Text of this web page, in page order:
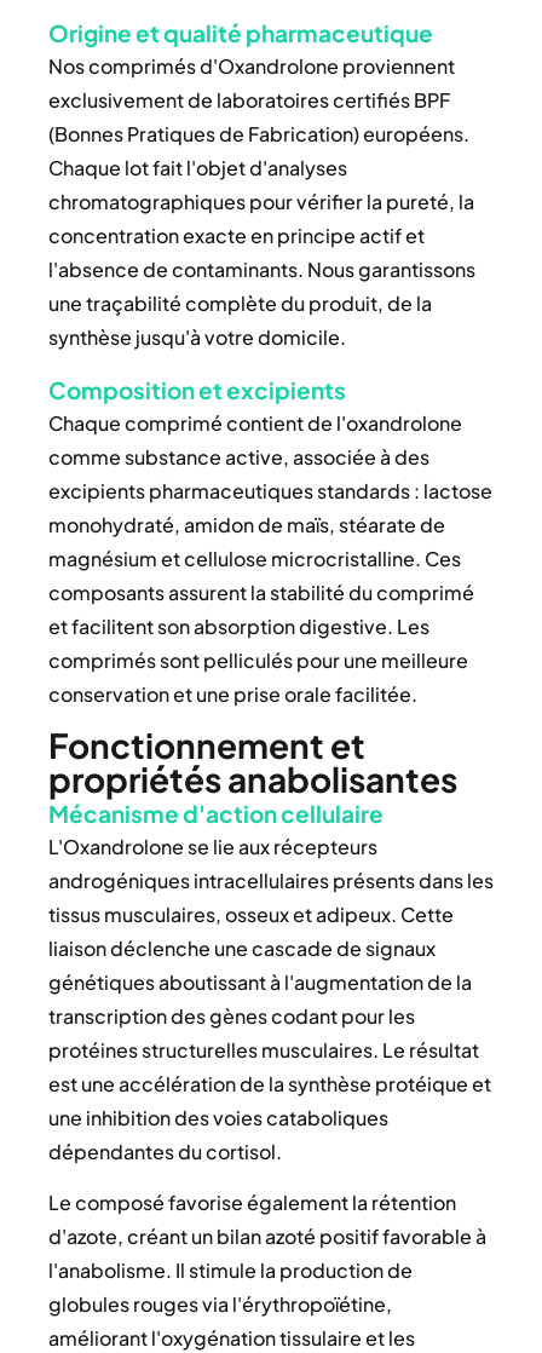
Origine et qualité pharmaceutique
Nos comprimés d'Oxandrolone proviennent
exclusivement de laboratoires certifiés BPF
(Bonnes Pratiques de Fabrication) européens.
Chaque lot fait l'objet d'analyses
chromatographiques pour vérifier la pureté, la
concentration exacte en principe actif et
l'absence de contaminants. Nous garantissons
une traçabilité complète du produit, de la
synthèse jusqu'à votre domicile.
Composition et excipients
Chaque comprimé contient de l'oxandrolone
comme substance active, associée à des
excipients pharmaceutiques standards : lactose
monohydraté, amidon de maïs, stéarate de
magnésium et cellulose microcristalline. Ces
composants assurent la stabilité du comprimé
et facilitent son absorption digestive. Les
comprimés sont pelliculés pour une meilleure
conservation et une prise orale facilitée.
Fonctionnement et
propriétés anabolisantes
Mécanisme d'action cellulaire
L'Oxandrolone se lie aux récepteurs
androgéniques intracellulaires présents dans les
tissus musculaires, osseux et adipeux. Cette
liaison déclenche une cascade de signaux
génétiques aboutissant à l'augmentation de la
transcription des gènes codant pour les
protéines structurelles musculaires. Le résultat
est une accélération de la synthèse protéique et
une inhibition des voies cataboliques
dépendantes du cortisol.
Le composé favorise également la rétention
d'azote, créant un bilan azoté positif favorable à
l'anabolisme. Il stimule la production de
globules rouges via l'érythropoïétine,
améliorant l'oxygénation tissulaire et les